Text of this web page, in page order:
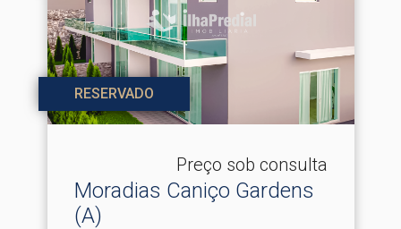
RESERVADO
Preço sob consulta
Moradias Caniço Gardens
(A)